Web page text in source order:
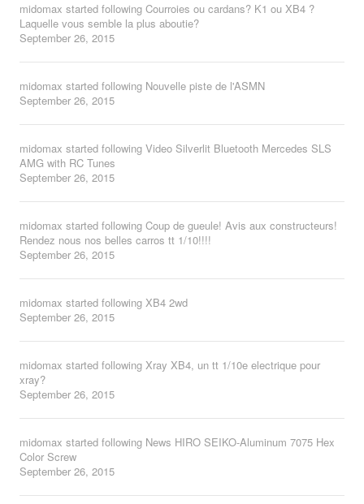
midomax started following Courroies ou cardans? K1 ou XB4 ?
Laquelle vous semble la plus aboutie?
September 26, 2015
midomax started following Nouvelle piste de l'ASMN
September 26, 2015
midomax started following Video Silverlit Bluetooth Mercedes SLS
AMG with RC Tunes
September 26, 2015
midomax started following Coup de gueule! Avis aux constructeurs!
Rendez nous nos belles carros tt 1/10!!!!
September 26, 2015
midomax started following XB4 2wd
September 26, 2015
midomax started following Xray XB4, un tt 1/10e electrique pour
xray?
September 26, 2015
midomax started following News HIRO SEIKO-Aluminum 7075 Hex
Color Screw
September 26, 2015